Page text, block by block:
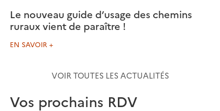
Le nouveau guide d’usage des chemins
ruraux vient de paraître !
EN SAVOIR +
VOIR TOUTES LES ACTUALITÉS
Vos prochains RDV